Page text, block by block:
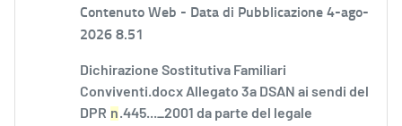
Contenuto Web - Data di Pubblicazione 4-ago-
2026 8.51
Dichirazione Sostitutiva Familiari
Conviventi.docx Allegato 3a DSAN ai sendi del
DPR n.445..._2001 da parte del legale